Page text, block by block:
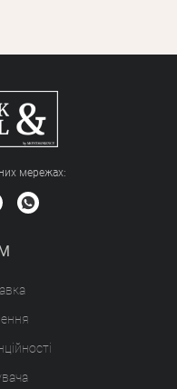
мережах: